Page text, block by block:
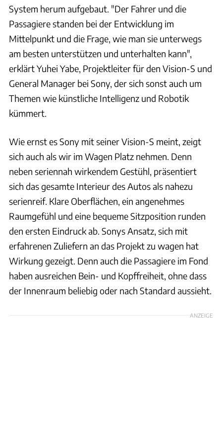
System herum aufgebaut. "Der Fahrer und die
Passagiere standen bei der Entwicklung im
Mittelpunkt und die Frage, wie man sie unterwegs
am besten unterstützen und unterhalten kann",
erklärt Yuhei Yabe, Projektleiter für den Vision-S und
General Manager bei Sony, der sich sonst auch um
Themen wie künstliche Intelligenz und Robotik
kümmert.
Wie ernst es Sony mit seiner Vision-S meint, zeigt
sich auch als wir im Wagen Platz nehmen. Denn
neben seriennah wirkendem Gestühl, präsentiert
sich das gesamte Interieur des Autos als nahezu
serienreif. Klare Oberflächen, ein angenehmes
Raumgefühl und eine bequeme Sitzposition runden
den ersten Eindruck ab. Sonys Ansatz, sich mit
erfahrenen Zuliefern an das Projekt zu wagen hat
Wirkung gezeigt. Denn auch die Passagiere im Fond
haben ausreichen Bein- und Kopffreiheit, ohne dass
der Innenraum beliebig oder nach Standard aussieht.
ANZEIGE